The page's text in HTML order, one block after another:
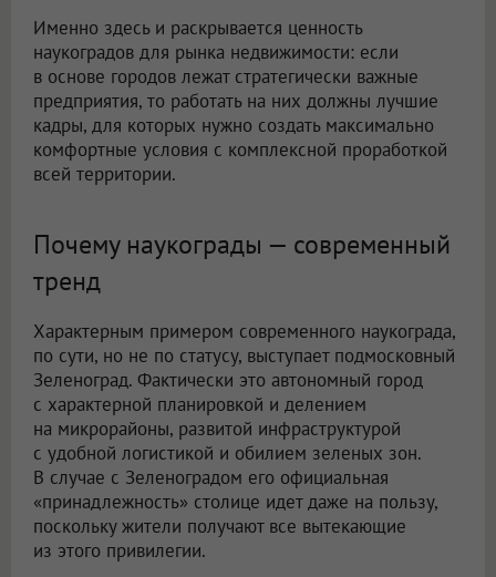
Именно здесь и раскрывается ценность
наукоградов для рынка недвижимости: если
в основе городов лежат стратегически важные
предприятия, то работать на них должны лучшие
кадры, для которых нужно создать максимально
комфортные условия с комплексной проработкой
всей территории.
Почему наукограды — современный
тренд
Характерным примером современного наукограда,
по сути, но не по статусу, выступает подмосковный
Зеленоград. Фактически это автономный город
с характерной планировкой и делением
на микрорайоны, развитой инфраструктурой
с удобной логистикой и обилием зеленых зон.
В случае с Зеленоградом его официальная
«принадлежность» столице идет даже на пользу,
поскольку жители получают все вытекающие
из этого привилегии.